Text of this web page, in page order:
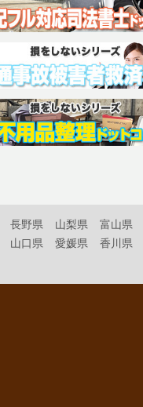
長野県 山梨県 富山県
山口県 愛媛県 香川県